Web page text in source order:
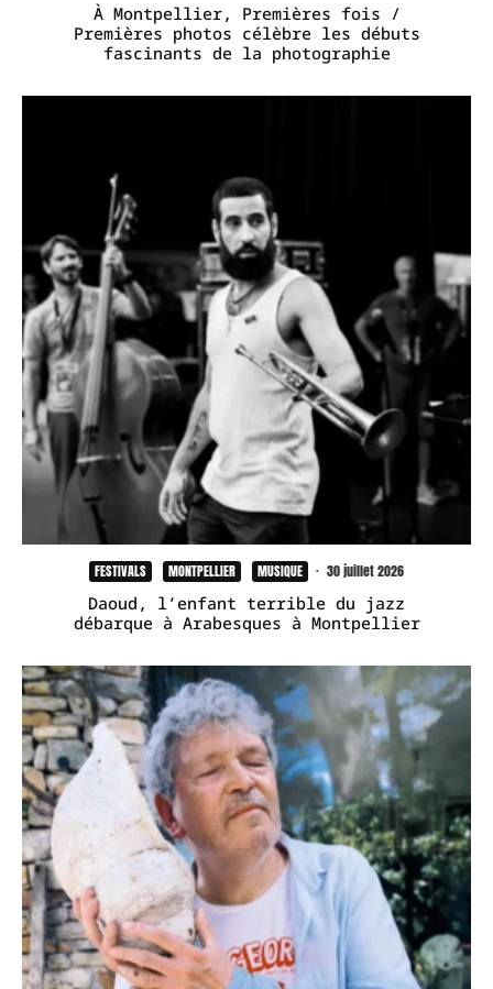
À Montpellier, Premières fois /
Premières photos célèbre les débuts
fascinants de la photographie
FESTIVALS MONTPELLIER MUSIQUE · 30 juillet 2026
Daoud, l’enfant terrible du jazz
débarque à Arabesques à Montpellier